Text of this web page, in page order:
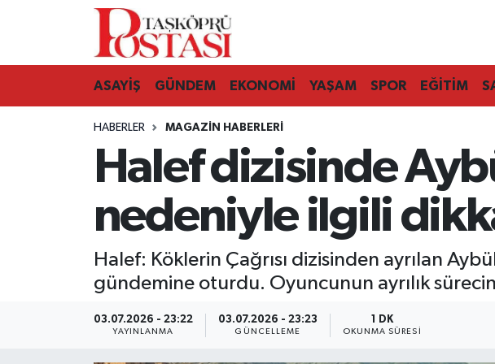
ASAYİŞ GÜNDEM EKONOMİ YAŞAM SPOR EĞİTİM
HABERLER MAGAZIN HABERLERI
Halef dizisinde
nedeniyle ilgili
Halef: Köklerin Çağrısı dizisinden ayrılan
gündemine oturdu. Oyuncunun ayrılık
03.07.2026 - 23:22
YAYINLANMA
03.07.2026 - 23:23
GÜNCELLEME
1 DK
OKUNMA SÜRESI
Kastamonu Vefat Edenler
Araç Haberleri
Azdavay Haberleri
Bozkurt Haberleri